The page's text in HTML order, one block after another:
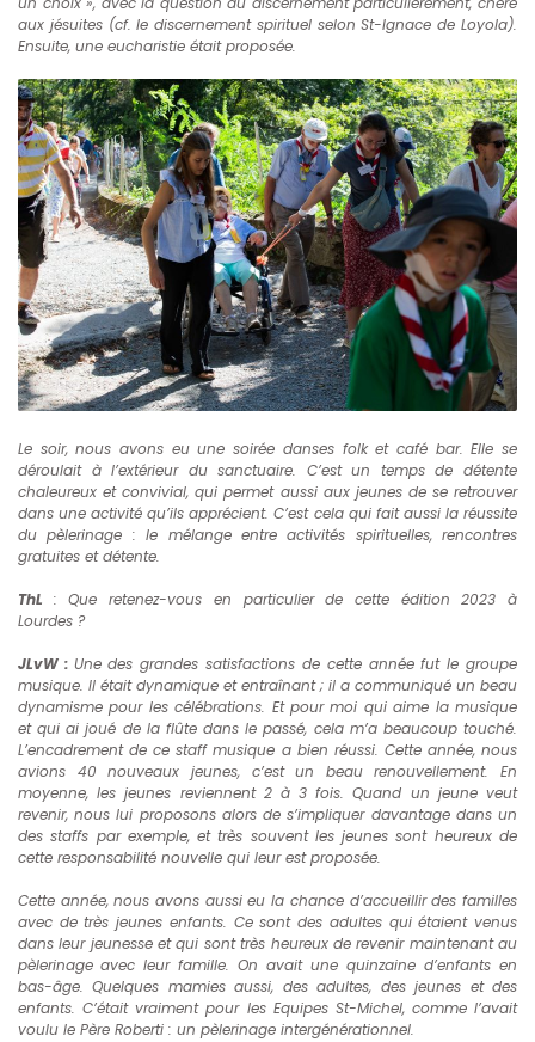
aux jésuites (cf. le discernement spirituel selon St-Ignace de Loyola).
Ensuite, une eucharistie était proposée.
Le soir, nous avons eu une soirée danses folk et café bar. Elle se
déroulait à l’extérieur du sanctuaire. C’est un temps de détente
chaleureux et convivial, qui permet aussi aux jeunes de se retrouver
dans une activité qu’ils apprécient. C’est cela qui fait aussi la réussite
du pèlerinage : le mélange entre activités spirituelles, rencontres
gratuites et détente.
ThL : Que retenez-vous en particulier de cette édition 2023 à
Lourdes ?
JLvW : Une des grandes satisfactions de cette année fut le groupe
musique. Il était dynamique et entraînant ; il a communiqué un beau
dynamisme pour les célébrations. Et pour moi qui aime la musique
et qui ai joué de la flûte dans le passé, cela m’a beaucoup touché.
L’encadrement de ce staff musique a bien réussi. Cette année, nous
avions 40 nouveaux jeunes, c’est un beau renouvellement. En
moyenne, les jeunes reviennent 2 à 3 fois. Quand un jeune veut
revenir, nous lui proposons alors de s’impliquer davantage dans un
des staffs par exemple, et très souvent les jeunes sont heureux de
cette responsabilité nouvelle qui leur est proposée.
Cette année, nous avons aussi eu la chance d’accueillir des familles
avec de très jeunes enfants. Ce sont des adultes qui étaient venus
dans leur jeunesse et qui sont très heureux de revenir maintenant au
pèlerinage avec leur famille. On avait une quinzaine d’enfants en
bas-âge. Quelques mamies aussi, des adultes, des jeunes et des
enfants. C’était vraiment pour les Equipes St-Michel, comme l’avait
voulu le Père Roberti : un pèlerinage intergénérationnel.